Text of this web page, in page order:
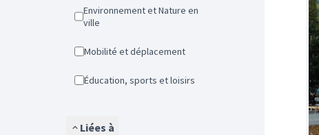
Environnement et Nature en
ville
Mobilité et déplacement
Éducation, sports et loisirs
Liées à